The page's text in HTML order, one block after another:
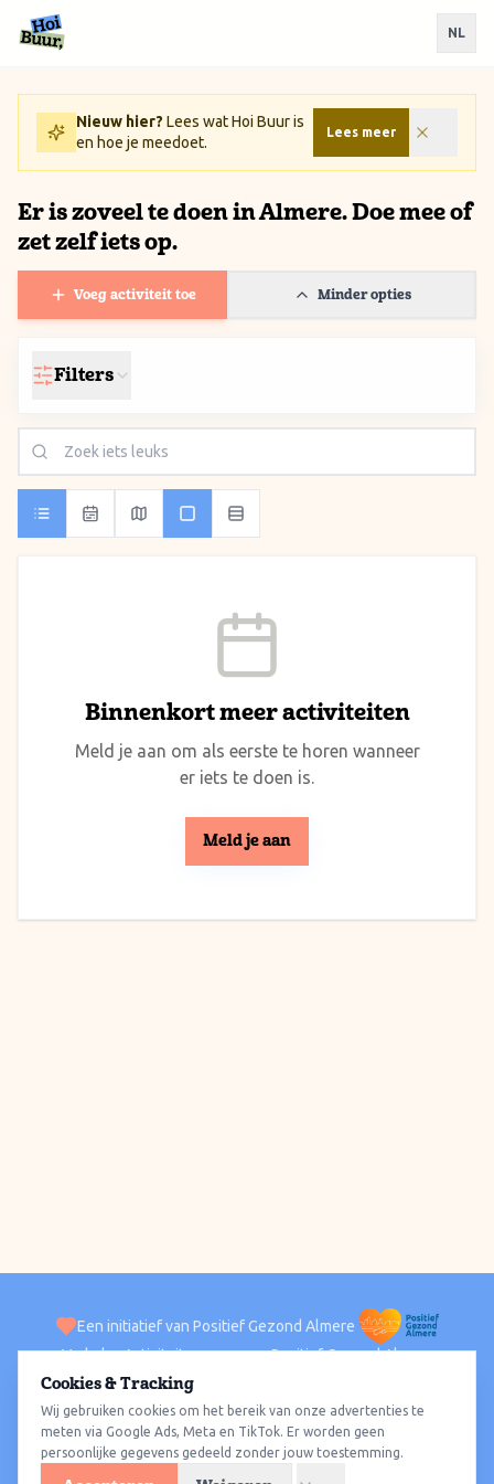
Ga naar inhoud / Skip to content
NL
Nieuw hier? Lees wat Hoi Buur is
en hoe je meedoet.
Lees meer
Er is zoveel te doen in Almere. Doe mee of
zet zelf iets op.
Voeg activiteit toe Minder opties
Filters
Binnenkort meer activiteiten
Meld je aan om als eerste te horen wanneer
er iets te doen is.
Meld je aan
Een initiatief van Positief Gezond Almere
VerhalenActiviteiten Positief Gezond Almere
ACTIVITEITEN PER WIJK
Alle wijkenAlmere HavenAlmere StadAlmere BuitenAlmere Poort
Almere HoutAlmere OosterwoldWat te doen
Cookies & Tracking
Wij gebruiken cookies om het bereik van onze advertenties te
meten via Google Ads, Meta en TikTok. Er worden geen
persoonlijke gegevens gedeeld zonder jouw toestemming.